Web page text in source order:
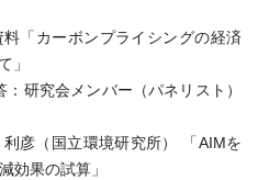
「カーボンプライシングの経済
」
研究会メンバー（パネリスト）
彦（国立環境研究所） 「AIMを
効果の試算」